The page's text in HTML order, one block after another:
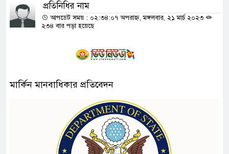
প্রতিনিধির নাম
আপডেট সময় : ০২:৩৪:০৭ অপরাহ্ন, মঙ্গলবার, ২১ মার্চ ২০২৩
২৩৪ বার পড়া হয়েছে
মার্কিন মানবাধিকার প্রতিবেদন